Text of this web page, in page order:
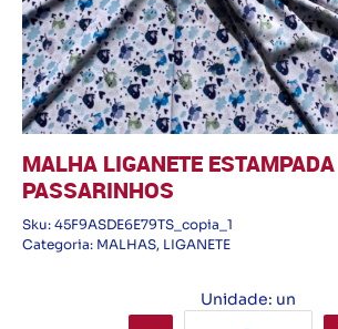
MALHA LIGANETE ESTAMPADA
PASSARINHOS
Sku: 45F9ASDE6E79TS_copia_1
Categoria: MALHAS, LIGANETE
Unidade: un